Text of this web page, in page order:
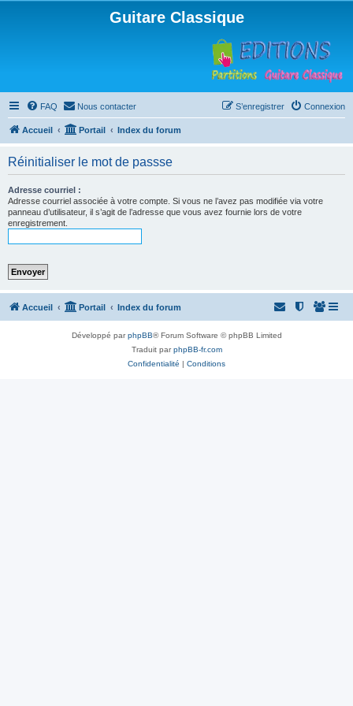
Guitare Classique
FAQ Nous contacter Connexion
S’enregistrer
Accueil Portail Index du forum
Réinitialiser le mot de passse
Adresse courriel :
Adresse courriel associée à votre compte. Si vous ne l’avez pas modifiée via votre
panneau d’utilisateur, il s’agit de l’adresse que vous avez fournie lors de votre
enregistrement.
Accueil Portail Index du forum
Développé parphpBB® Forum Software © phpBB Limited
Traduit parphpBB-fr.com
Confidentialité | Conditions